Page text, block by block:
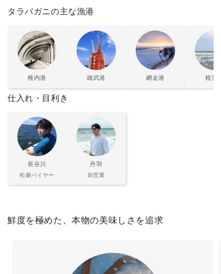
タラバガニの主な漁港
稚内港 雄武港 網走港 根室
仕入れ・目利き
長谷川
松菱バイヤー
丹羽
卸営業
鮮度を極めた、本物の美味しさを追求